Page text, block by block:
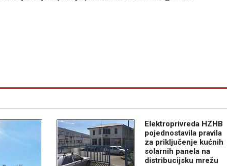
Elektroprivreda HZHB
pojednostavila pravila
za priključenje kućnih
solarnih panela na
distribucijsku mrežu